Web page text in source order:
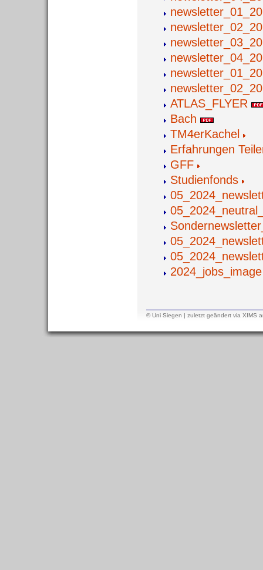
ATLAS_FLYER
Bach
TM4erKachel
Erfahrungen
GFF
Studienfonds
© Uni Siegen | zuletzt geändert via XIMS